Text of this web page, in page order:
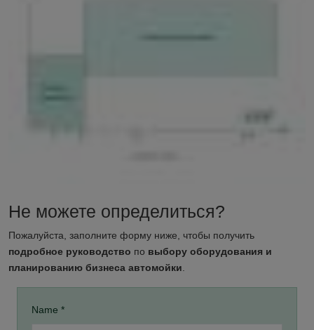
Не можете определиться?
Пожалуйста, заполните форму ниже, чтобы получить
подробное руководство по выбору оборудования и
планированию бизнеса автомойки
Name *